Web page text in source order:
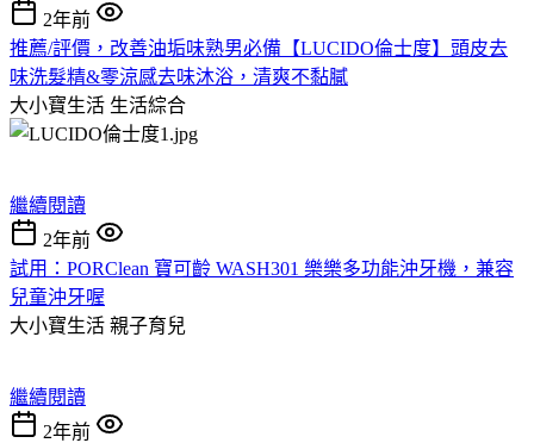
2年前
推薦/評價，改善油垢味熟男必備【LUCIDO倫士度】頭皮去
味洗髮精&零涼感去味沐浴，清爽不黏膩
大小寶生活 生活綜合
繼續閱讀
2年前
試用：PORClean 寶可齡 WASH301 樂樂多功能沖牙機，兼容
兒童沖牙喔
大小寶生活 親子育兒
繼續閱讀
2年前